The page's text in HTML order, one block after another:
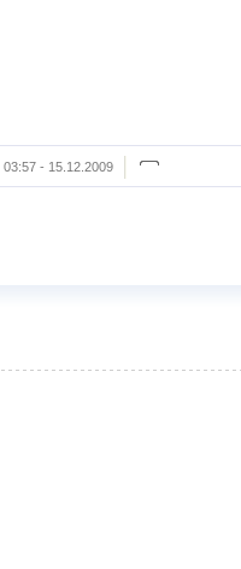
03:57 - 15.12.2009